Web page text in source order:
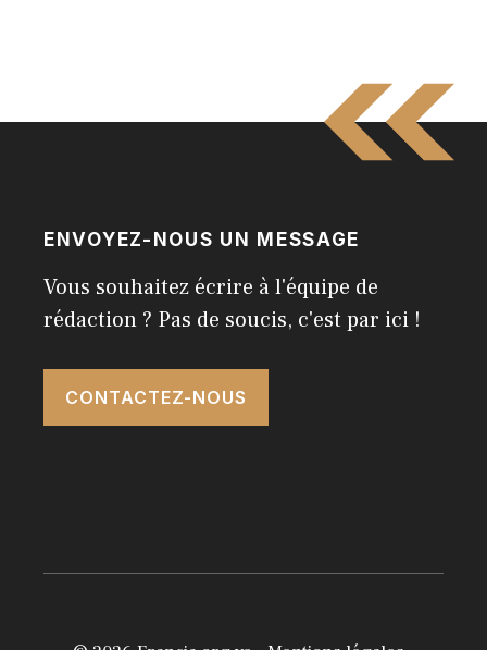
ENVOYEZ-NOUS UN MESSAGE
Vous souhaitez écrire à l'équipe de
rédaction ? Pas de soucis, c'est par ici !
CONTACTEZ-NOUS